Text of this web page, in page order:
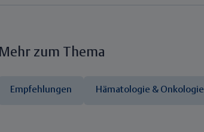
Mehr zum Thema
Empfehlungen Hämatologie & Onkologie